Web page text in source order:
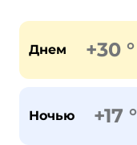
Днем +30 °
Ночью +17 °